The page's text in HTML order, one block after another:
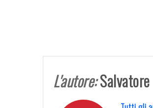
L'autore: